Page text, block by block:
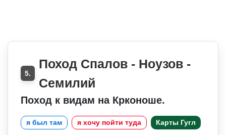
5.
Поход Спалов - Ноузов -
Семилий
Поход к видам на Крконоше.
я был там я хочу пойти туда Карты Гугл